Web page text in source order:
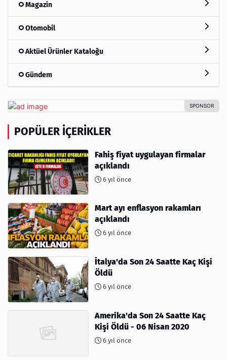
Magazin
Otomobil
Aktüel Ürünler Kataloğu
Gündem
POPÜLER İÇERIKLER
Fahiş fiyat uygulayan firmalar
açıklandı
6 yıl önce
Mart ayı enflasyon rakamları
açıklandı
6 yıl önce
İtalya'da Son 24 Saatte Kaç Kişi
Öldü
6 yıl önce
Amerika'da Son 24 Saatte Kaç
Kişi Öldü - 06 Nisan 2020
6 yıl önce